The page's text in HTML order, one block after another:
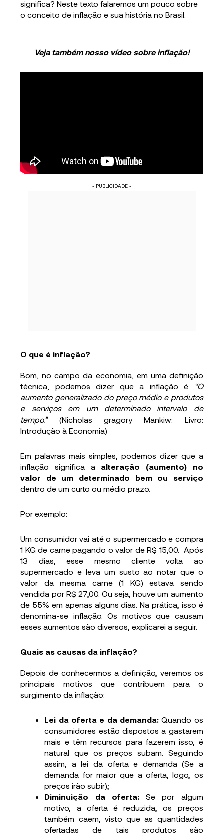
significa? Neste texto falaremos um pouco sobre
o conceito de inflação e sua história no Brasil.
Veja também nosso vídeo sobre inflação!
- PUBLICIDADE -
O que é inflação?
Bom, no campo da economia, em uma definição
técnica, podemos dizer que a inflação é
“O
aumento generalizado do preço médio e produtos
e serviços em um determinado intervalo de
tempo.”(Nicholas gragory Mankiw: Livro:
Introdução à Economia)
Em palavras mais simples, podemos dizer que a
inflação significa a alteração (aumento) no
valor de um determinado bem ou serviço
dentro de um curto ou médio prazo.
Por exemplo:
Um consumidor vai até o supermercado e compra
1 KG de carne pagando o valor de R$ 15,00. Após
13 dias, esse mesmo cliente volta ao
supermercado e leva um susto ao notar que o
valor da mesma carne (1 KG) estava sendo
vendida por R$ 27,00. Ou seja, houve um aumento
de 55% em apenas alguns dias. Na prática, isso é
denomina-se inflação. Os motivos que causam
esses aumentos são diversos, explicarei a seguir.
Quais as causas da inflação?
Depois de conhecermos a definição, veremos os
principais motivos que contribuem para o
surgimento da inflação:
Lei da oferta e da demanda:Quando os
consumidores estão dispostos a gastarem
mais e têm recursos para fazerem isso, é
natural que os preços subam. Seguindo
assim, a lei da oferta e demanda (Se a
demanda for maior que a oferta, logo, os
preços irão subir);
Diminuição da oferta:Se por algum
motivo, a oferta é reduzida, os preços
também caem, visto que as quantidades
ofertadas de tais produtos são